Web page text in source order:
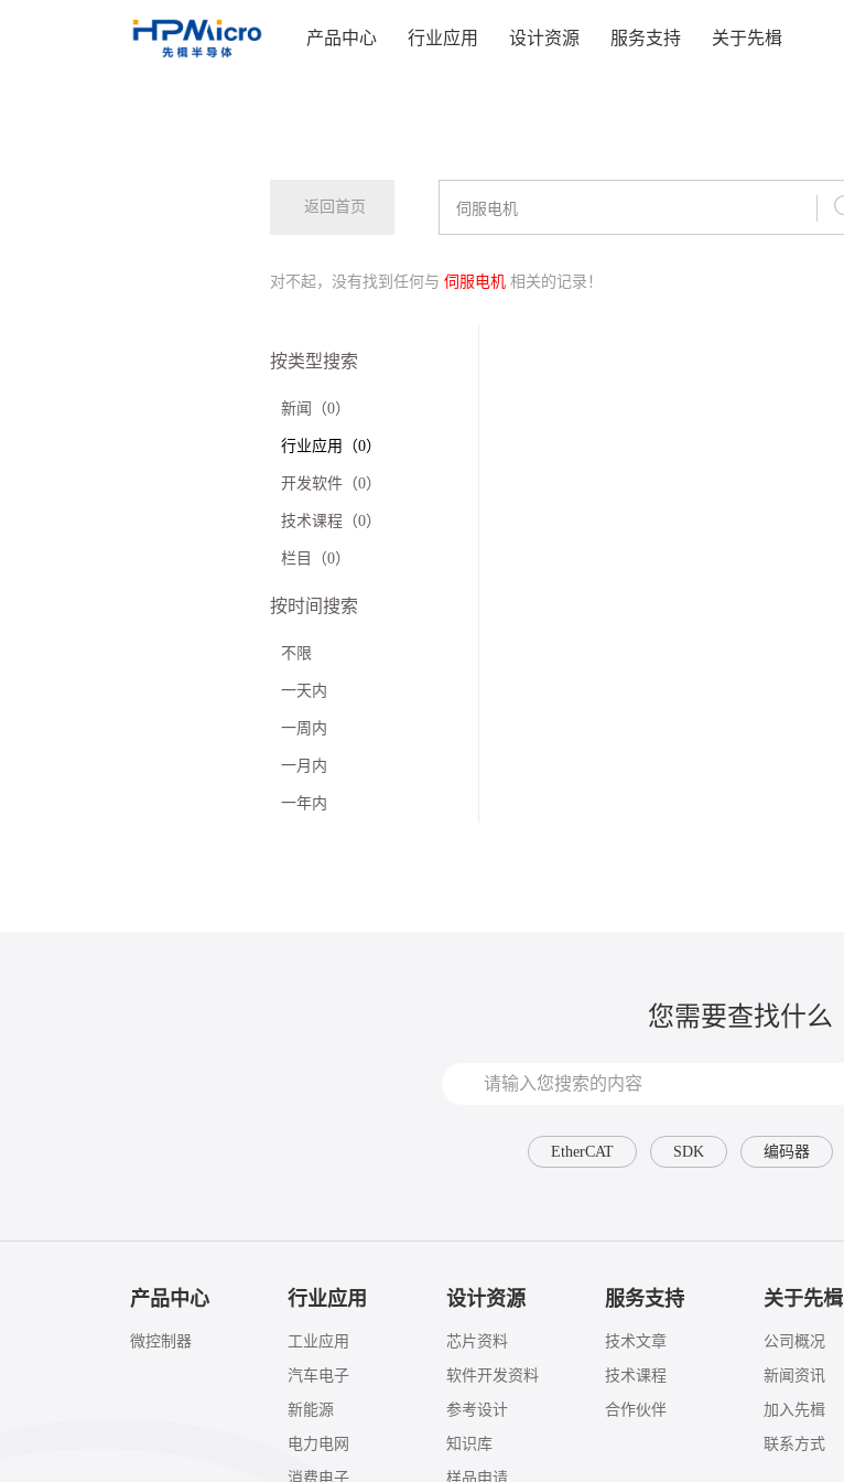
产品中心 行业应用 设计资源 服务支持 关于先楫
返回首页
对不起，没有找到任何与 伺服电机相关的记录！
按类型搜索
新闻（0）
行业应用（0）
开发软件（0）
技术课程（0）
栏目（0）
按时间搜索
不限
一天内
一周内
一月内
一年内
您需要查找什么
EtherCAT SDK 编码器
产品中心
微控制器
行业应用
工业应用
汽车电子
新能源
电力电网
消费电子
设计资源
芯片资料
软件开发资料
参考设计
知识库
样品申请
服务支持
技术文章
技术课程
合作伙伴
关于先楫
公司概况
新闻资讯
加入先楫
联系方式